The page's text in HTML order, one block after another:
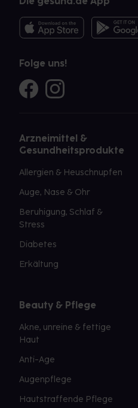
Folge uns!
Arzneimittel &
Gesundheitsprodukte
Allergien & Heuschnupfen
Auge, Nase & Ohr
Beruhigung, Schlaf &
Stress
Diabetes
Erkältung
Beauty & Pflege
Akne, unreine & fettige
Haut
Anti-Age
Augenpflege
Hautstraffende Pflege